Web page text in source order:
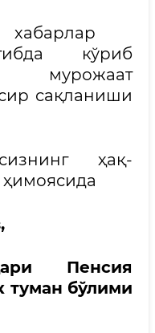
кўриб
мурожаат
сақланиши
ҳақ-
ҳимоясида
Пенсия
туман бўлими